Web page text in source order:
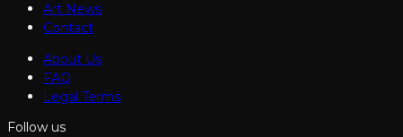
Art News
Contact
About Us
FAQ
Legal Terms
Follow us